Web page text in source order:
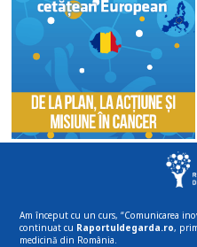
Am început cu un curs, “Comunicarea
continuat cu Raportuldegarda.ro,
medicină din România.